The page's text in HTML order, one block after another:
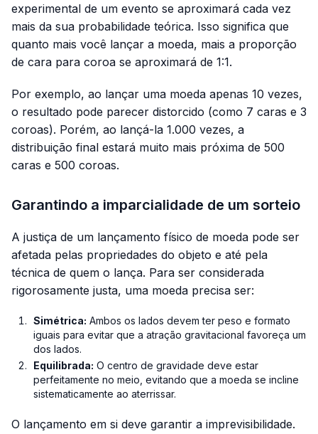
experimental de um evento se aproximará cada vez
mais da sua probabilidade teórica. Isso significa que
quanto mais você lançar a moeda, mais a proporção
de cara para coroa se aproximará de 1:1.
Por exemplo, ao lançar uma moeda apenas 10 vezes,
o resultado pode parecer distorcido (como 7 caras e 3
coroas). Porém, ao lançá-la 1.000 vezes, a
distribuição final estará muito mais próxima de 500
caras e 500 coroas.
Garantindo a imparcialidade de um sorteio
A justiça de um lançamento físico de moeda pode ser
afetada pelas propriedades do objeto e até pela
técnica de quem o lança. Para ser considerada
rigorosamente justa, uma moeda precisa ser:
Simétrica: Ambos os lados devem ter peso e formato
iguais para evitar que a atração gravitacional favoreça um
dos lados.
Equilibrada: O centro de gravidade deve estar
perfeitamente no meio, evitando que a moeda se incline
sistematicamente ao aterrissar.
O lançamento em si deve garantir a imprevisibilidade.